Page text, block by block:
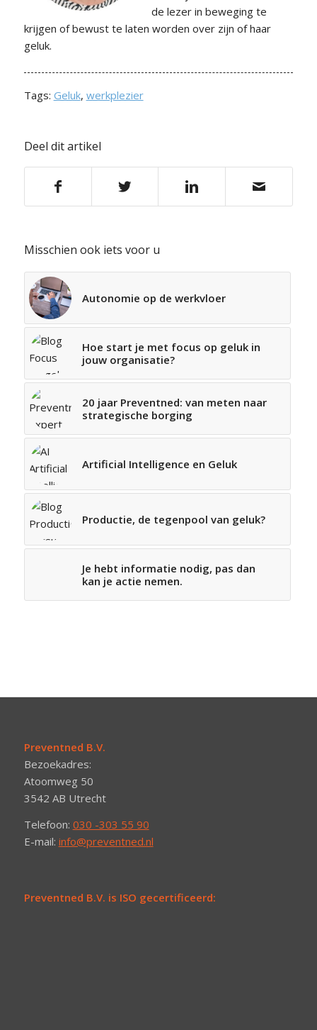
de lezer in beweging te
krijgen of bewust te laten worden over zijn of haar
geluk.
Tags: Geluk, werkplezier
Deel dit artikel
Misschien ook iets voor u
Autonomie op de werkvloer
Hoe start je met focus op geluk in
jouw organisatie?
20 jaar Preventned: van meten naar
strategische borging
Artificial Intelligence en Geluk
Productie, de tegenpool van geluk?
Je hebt informatie nodig, pas dan
kan je actie nemen.
Preventned B.V.
Bezoekadres:
Atoomweg 50
3542 AB Utrecht
Telefoon: 030 -303 55 90
E-mail: info@preventned.nl
Preventned B.V. is ISO gecertificeerd: